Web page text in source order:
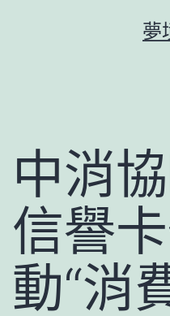
夢
中消
信譽
動“消